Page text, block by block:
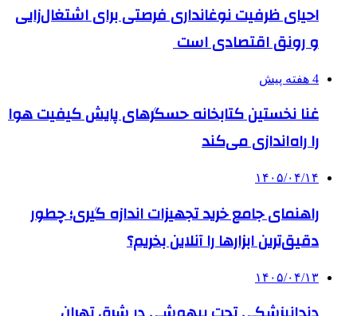
احیای ظرفیت نوغانداری فرصتی برای اشتغال‌زایی
و رونق اقتصادی است
4 هفته پیش
غنا نخستین کتابخانه حسگرهای پایش کیفیت هوا
را راه‌اندازی می‌کند
۱۴۰۵/۰۴/۱۴
راهنمای جامع خرید تجهیزات اندازه گیری؛ چطور
دقیق‌ترین ابزارها را آنلاین بخریم؟
۱۴۰۵/۰۴/۱۳